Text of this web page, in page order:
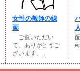
女性の教師の線
画
ご覧いただい
て、ありがとうご
ざいます。...
人